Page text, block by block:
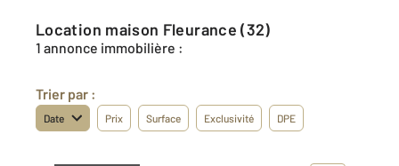
Location maison Fleurance (32)
1 annonce immobilière :
Trier par :
Date Prix Surface Exclusivité DPE